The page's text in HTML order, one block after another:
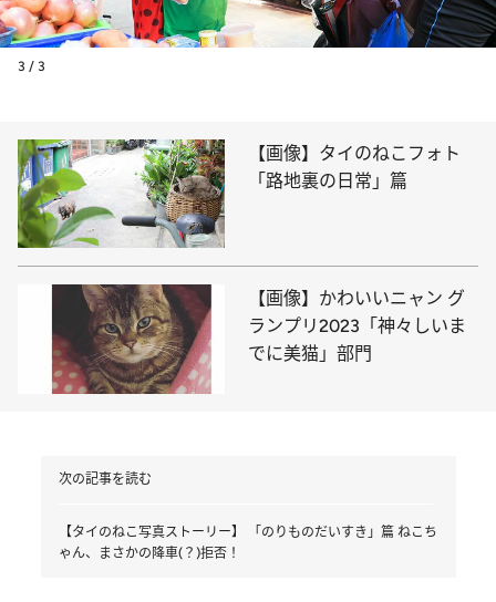
3 / 3
【画像】タイのねこフォト
「路地裏の日常」篇
【画像】かわいいニャン グ
ランプリ2023「神々しいま
でに美猫」部門
次の記事を読む
【タイのねこ写真ストーリー】 「のりものだいすき」篇 ねこち
ゃん、まさかの降車(？)拒否！